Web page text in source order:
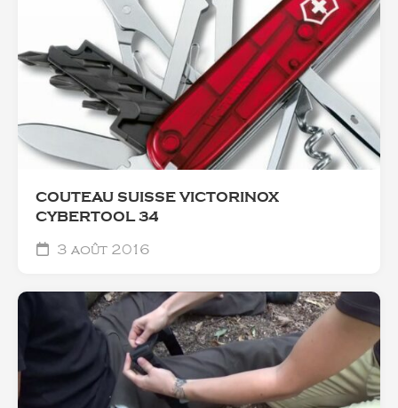
COUTEAU SUISSE VICTORINOX
CYBERTOOL 34
3 août 2016